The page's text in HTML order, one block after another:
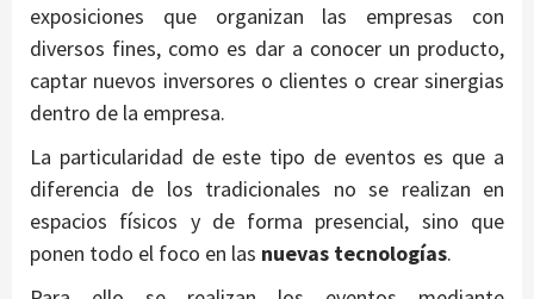
exposiciones que organizan las empresas con
diversos fines, como es dar a conocer un producto,
captar nuevos inversores o clientes o crear sinergias
dentro de la empresa.
La particularidad de este tipo de eventos es que a
diferencia de los tradicionales no se realizan en
espacios físicos y de forma presencial, sino que
ponen todo el foco en las nuevas tecnologías.